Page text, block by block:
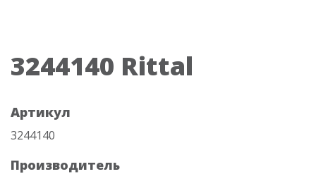
3244140 Rittal
Артикул
3244140
Производитель